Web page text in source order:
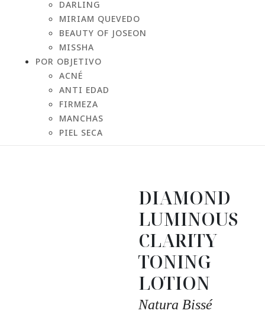
DARLING
MIRIAM QUEVEDO
BEAUTY OF JOSEON
MISSHA
POR OBJETIVO
ACNÉ
ANTI EDAD
FIRMEZA
MANCHAS
PIEL SECA
DIAMOND
LUMINOUS
CLARITY
TONING
LOTION
Natura Bissé